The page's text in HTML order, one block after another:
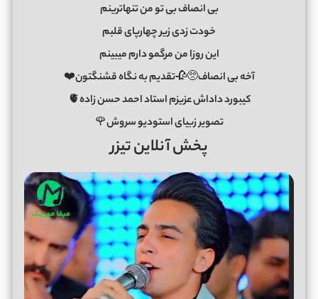
بی انصاف بی تو من تنهاترینم
خودت زدی زیر چهارپای قلبم
این روزا من مرگمو دارم میبینم
آخه بی انصاف🥺🥀تقدیم به نگاه قشنگتون❤️
کیبورد داداش عزیزم استاد احمد حسن زاده🫀
تصویر زبیای استودیو سروش🌹
پخش آنلاین تیزر